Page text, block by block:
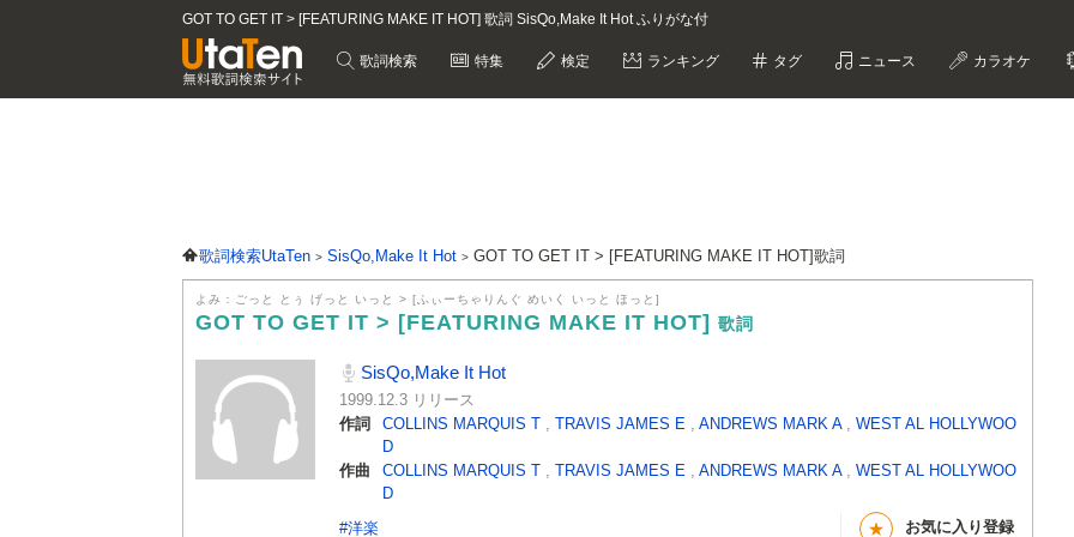
GOT TO GET IT > [FEATURING MAKE IT HOT] 歌詞 SisQo,Make It Hot ふりがな付
歌詞検索 特集 検定 ランキング タグ ニュース カラオケ
歌詞検索UtaTen SisQo,Make It Hot GOT TO GET IT > [FEATURING MAKE IT HOT]歌詞
よみ：ごっと とぅ げっと いっと > [ふぃーちゃりんぐ めいく いっと ほっと]
GOT TO GET IT > [FEATURING MAKE IT HOT] 歌詞
SisQo,Make It Hot
1999.12.3 リリース
作詞
COLLINS MARQUIS T , TRAVIS JAMES E , ANDREWS MARK A , WEST AL HOLLYWOO
D
作曲
COLLINS MARQUIS T , TRAVIS JAMES E , ANDREWS MARK A , WEST AL HOLLYWOO
D
#洋楽
★ お気に入り登録